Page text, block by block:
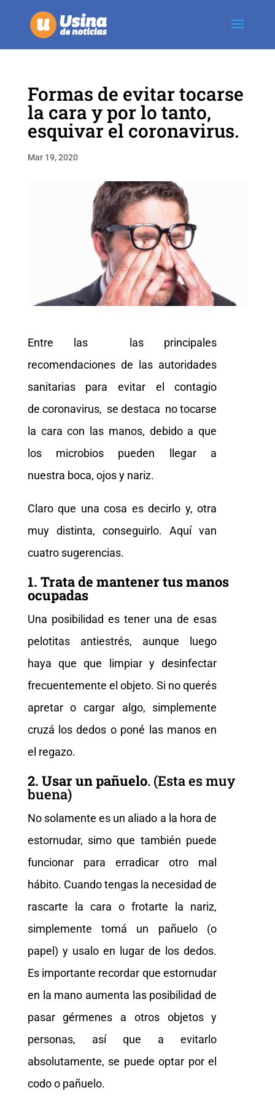
Formas de evitar tocarse
la cara y por lo tanto,
esquivar el coronavirus.
Mar 19, 2020
Entre las las principales
recomendaciones de las autoridades
sanitarias para evitar el contagio
de coronavirus, se destaca no tocarse
la cara con las manos, debido a que
los microbios pueden llegar a
nuestra boca, ojos y nariz.
Claro que una cosa es decirlo y, otra
muy distinta, conseguirlo. Aquí van
cuatro sugerencias.
1. Trata de mantener tus manos
ocupadas
Una posibilidad es tener una de esas
pelotitas antiestrés, aunque luego
haya que que limpiar y desinfectar
frecuentemente el objeto. Si no querés
apretar o cargar algo, simplemente
cruzá los dedos o poné las manos en
el regazo.
2. Usar un pañuelo. (Esta es muy
buena)
No solamente es un aliado a la hora de
estornudar, simo que también puede
funcionar para erradicar otro mal
hábito. Cuando tengas la necesidad de
rascarte la cara o frotarte la nariz,
simplemente tomá un pañuelo (o
papel) y usalo en lugar de los dedos.
Es importante recordar que estornudar
en la mano aumenta las posibilidad de
pasar gérmenes a otros objetos y
personas, así que a evitarlo
absolutamente, se puede optar por el
codo o pañuelo.